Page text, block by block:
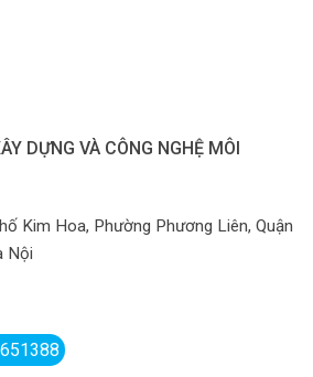
DỰNG VÀ CÔNG NGHỆ MÔI
Kim Hoa, Phường Phương Liên, Quận
Nội
ngày